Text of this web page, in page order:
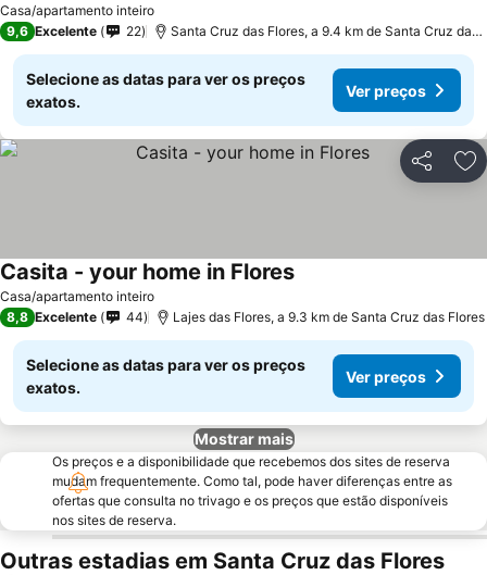
Casa/apartamento inteiro
9,6 Excelente 22 Santa Cruz das Flores, a 9.4 km de Santa Cruz das
Selecione as datas para ver os preços
exatos.
Ver preços
Partilhar
Casa/apartamento inteiro
Casita - your home in FloresVer preços
8,8 Excelente 44 Lajes das Flores, a 9.3 km de Santa Cruz das Flores
Selecione as datas para ver os preços
exatos.
Ver preços
Mostrar mais
Os preços e a disponibilidade que recebemos dos sites de reserva
mudam frequentemente. Como tal, pode haver diferenças entre as
ofertas que consulta no trivago e os preços que estão disponíveis
nos sites de reserva.
Outras estadias em Santa Cruz das Flores